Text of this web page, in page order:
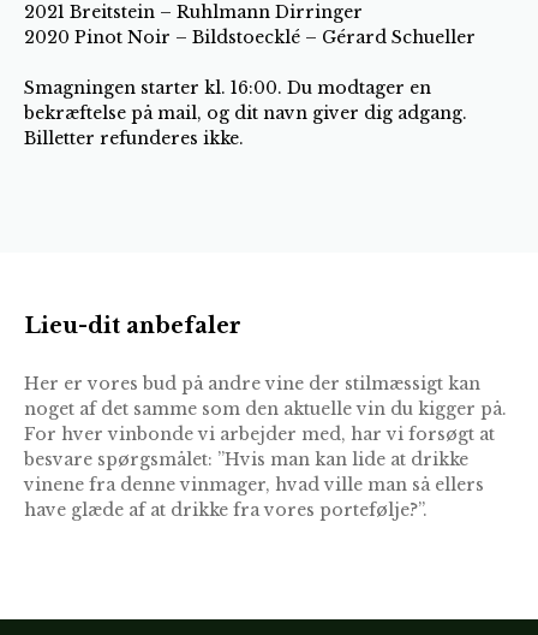
2021 Breitstein – Ruhlmann Dirringer
2020 Pinot Noir – Bildstoecklé – Gérard Schueller
Smagningen starter kl. 16:00. Du modtager en
bekræftelse på mail, og dit navn giver dig adgang.
Billetter refunderes ikke.
Lieu-dit anbefaler
Her er vores bud på andre vine der stilmæssigt kan
noget af det samme som den aktuelle vin du kigger på.
For hver vinbonde vi arbejder med, har vi forsøgt at
besvare spørgsmålet: ”Hvis man kan lide at drikke
vinene fra denne vinmager, hvad ville man så ellers
have glæde af at drikke fra vores portefølje?”.